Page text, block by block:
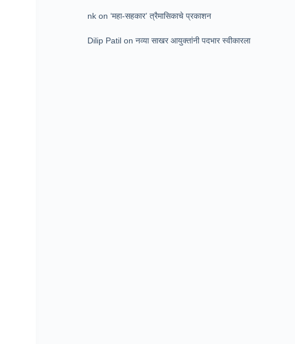
nk on‘महा-सहकार’ त्रैमासिकाचे प्रकाशन
Dilip Patil onनव्या साखर आयुक्तांनी पदभार स्वीकारला